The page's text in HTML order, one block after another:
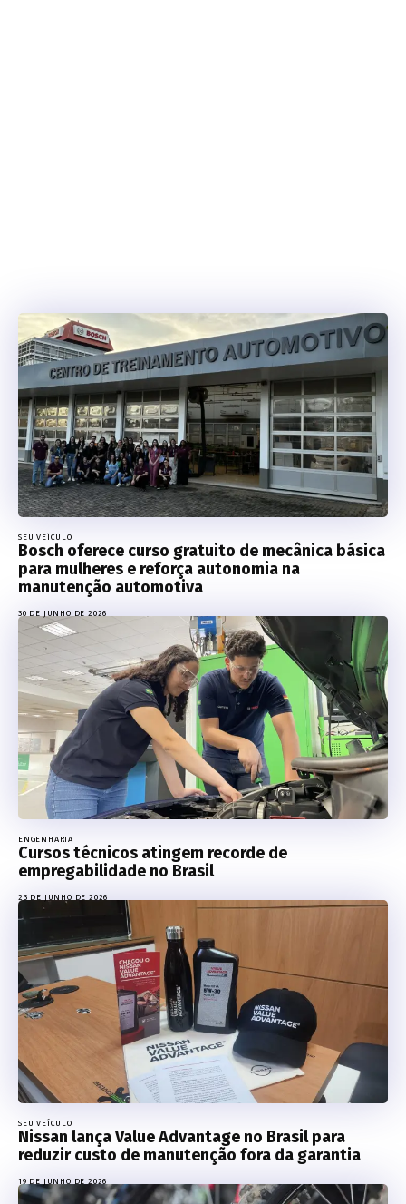
SEU VEÍCULO
Bosch oferece curso gratuito de mecânica básica
para mulheres e reforça autonomia na
manutenção automotiva
30 DE JUNHO DE 2026
ENGENHARIA
Cursos técnicos atingem recorde de
empregabilidade no Brasil
23 DE JUNHO DE 2026
SEU VEÍCULO
Nissan lança Value Advantage no Brasil para
reduzir custo de manutenção fora da garantia
19 DE JUNHO DE 2026